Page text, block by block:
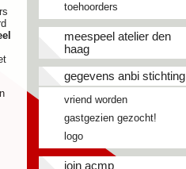
toehoorders
meespeel atelier den
haag
gegevens anbi stichting
vriend worden
gastgezien gezocht!
logo
join acmp